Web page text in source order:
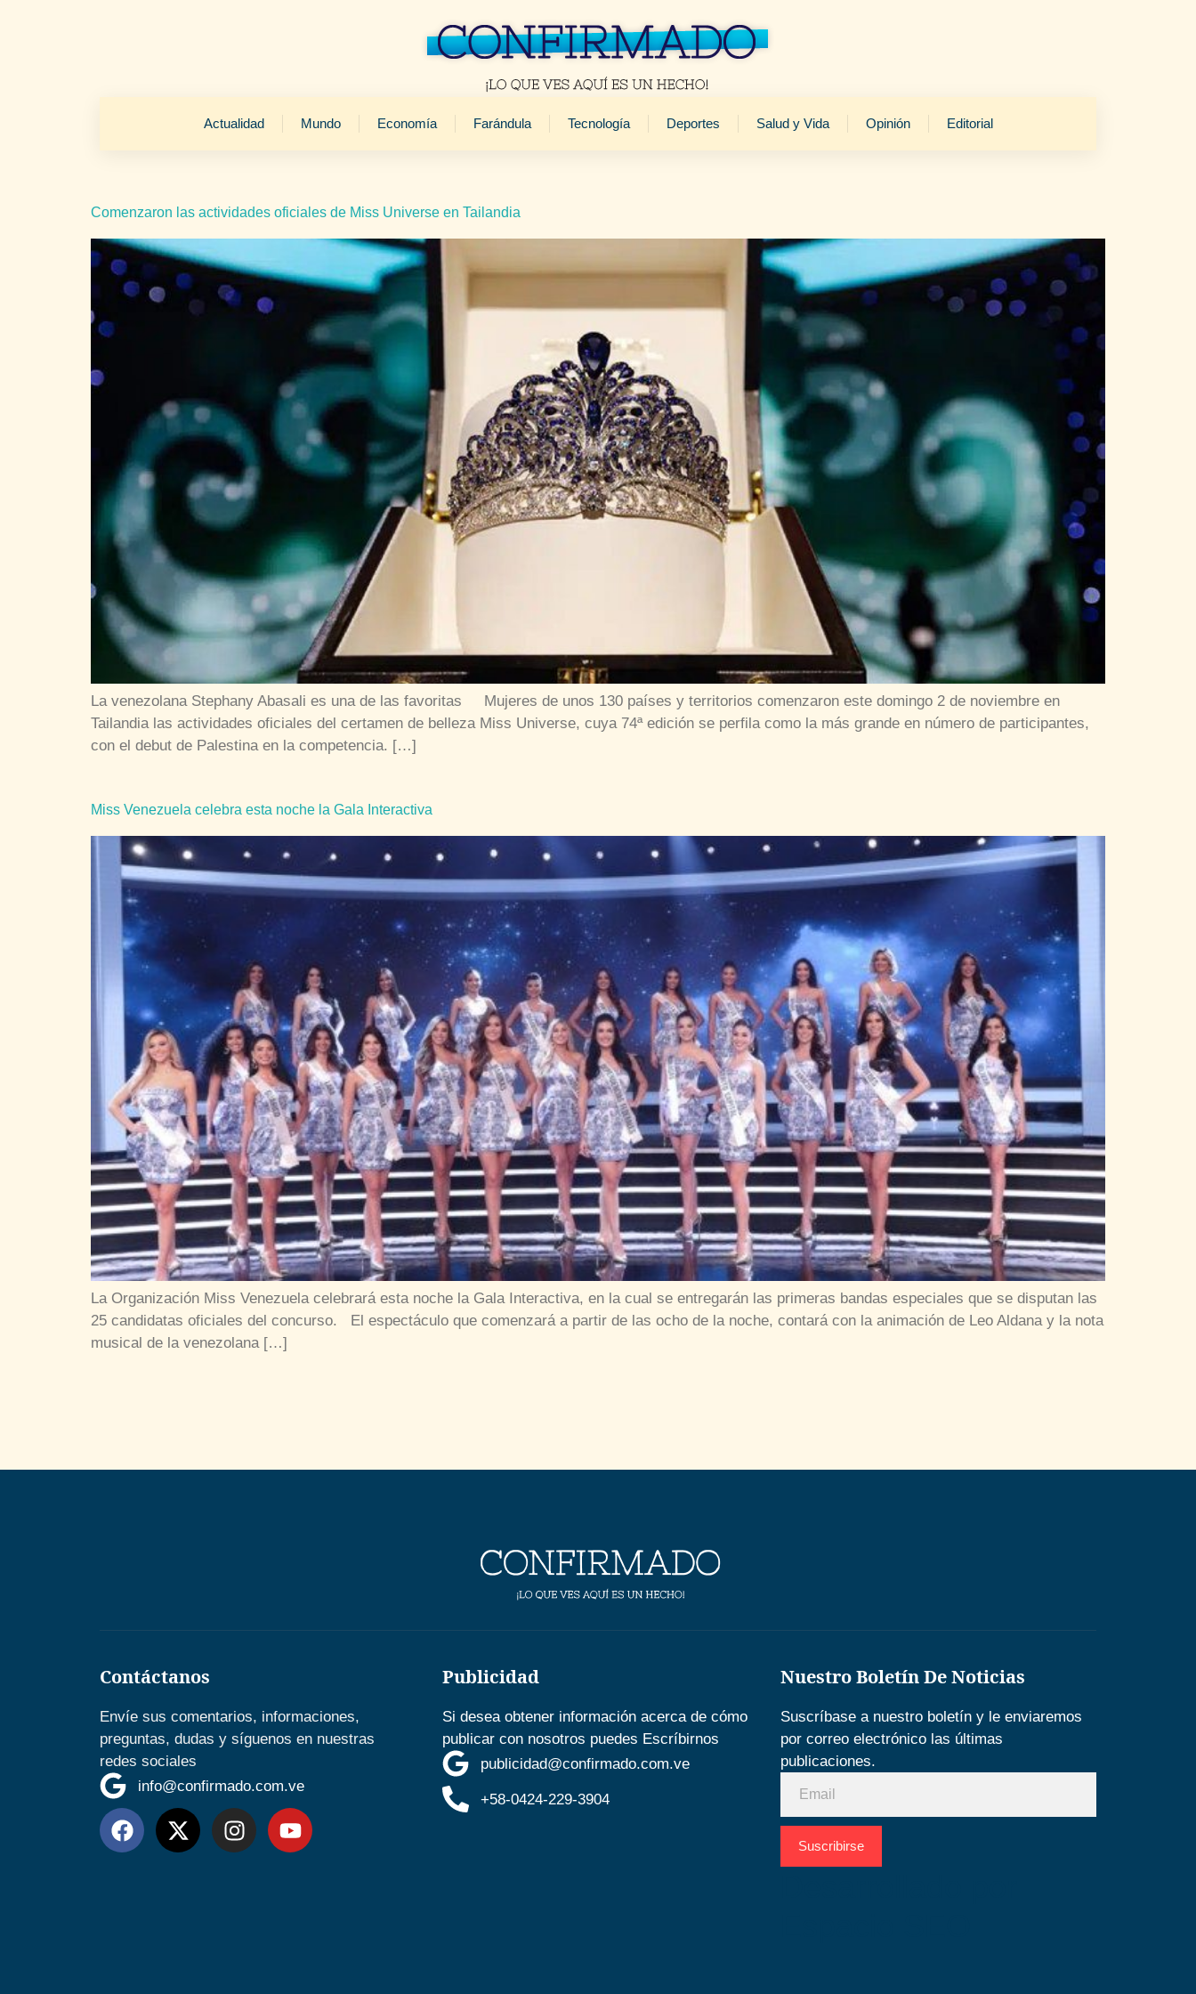
Actualidad Mundo Economía Farándula Tecnología Deportes Salud y Vida Opinión Editorial
Comenzaron las actividades oficiales de Miss Universe en Tailandia
La venezolana Stephany Abasali es una de las favoritas Mujeres de unos 130 países y territorios comenzaron este domingo 2 de noviembre en
Tailandia las actividades oficiales del certamen de belleza Miss Universe, cuya 74ª edición se perfila como la más grande en número de participantes,
con el debut de Palestina en la competencia. […]
Miss Venezuela celebra esta noche la Gala Interactiva
La Organización Miss Venezuela celebrará esta noche la Gala Interactiva, en la cual se entregarán las primeras bandas especiales que se disputan las
25 candidatas oficiales del concurso. El espectáculo que comenzará a partir de las ocho de la noche, contará con la animación de Leo Aldana y la nota
musical de la venezolana […]
Contáctanos
Envíe sus comentarios, informaciones,
preguntas, dudas y síguenos en nuestras
redes sociales
info@confirmado.com.ve
Publicidad
Si desea obtener información acerca de cómo
publicar con nosotros puedes Escríbirnos
publicidad@confirmado.com.ve
+58-0424-229-3904
Nuestro Boletín De Noticias
Suscríbase a nuestro boletín y le enviaremos
por correo electrónico las últimas
publicaciones.
Suscribirse